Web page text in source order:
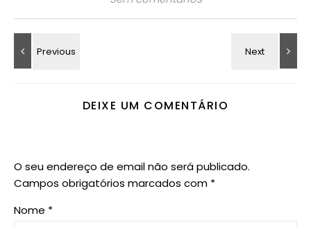
DEIXE UM COMENTÁRIO
O seu endereço de email não será publicado.
Campos obrigatórios marcados com *
Nome *